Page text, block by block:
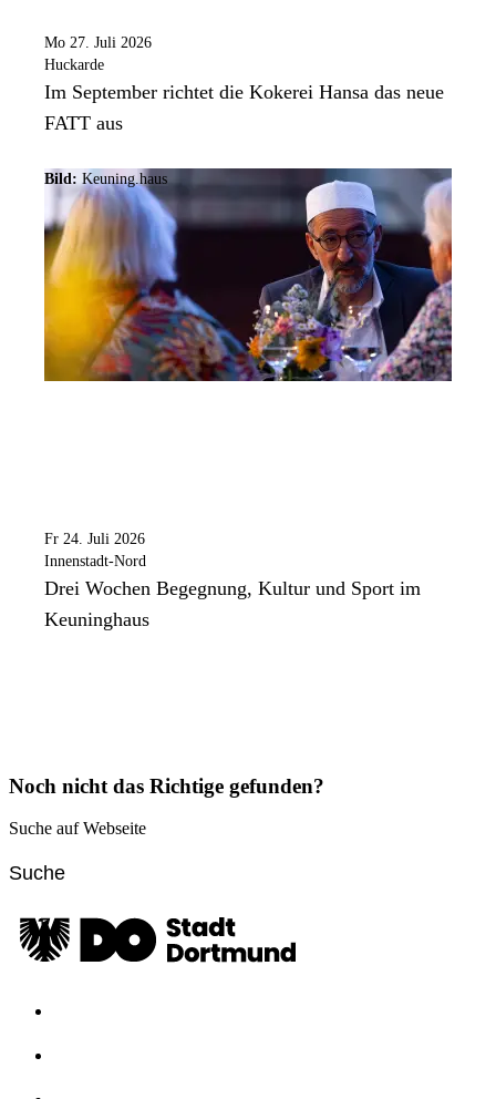
Mo 27. Juli 2026
Huckarde
Im September richtet die Kokerei Hansa das neue
FATT aus
Bild: Keuning.haus
Fr 24. Juli 2026
Innenstadt-Nord
Drei Wochen Begegnung, Kultur und Sport im
Keuninghaus
Noch nicht das Richtige gefunden?
Suche auf Webseite